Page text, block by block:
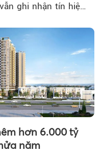
ghi nhận tín hiệu
hơn 6.000 tỷ
năm